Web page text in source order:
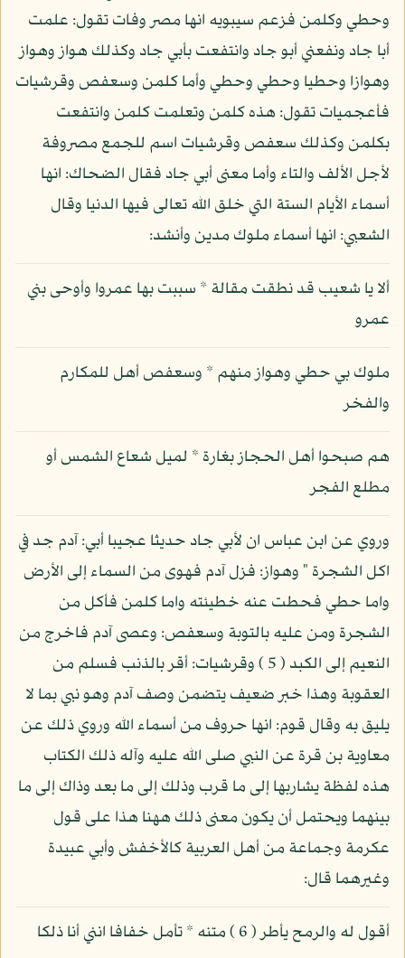
وحطي وكلمن فزعم سيبويه انها مصر وفات تقول: علمت
أبا جاد ونفعني أبو جاد وانتفعت بأبي جاد وكذلك هواز وهواز
وهوازا وحطيا وحطي وحطي وأما كلمن وسعفص وقرشيات
فأعجميات تقول: هذه كلمن وتعلمت كلمن وانتفعت
بكلمن وكذلك سعفص وقرشيات اسم للجمع مصروفة
لأجل الألف والتاء وأما معنى أبي جاد فقال الضحاك: انها
أسماء الأيام الستة التي خلق الله تعالى فيها الدنيا وقال
الشعبي: انها أسماء ملوك مدين وأنشد:
ألا يا شعيب قد نطقت مقالة * سببت بها عمروا وأوحى بني
عمرو
ملوك بي حطي وهواز منهم * وسعفص أهل للمكارم
والفخر
هم صبحوا أهل الحجاز بغارة * لميل شعاع الشمس أو
مطلع الفجر
وروي عن ابن عباس ان لأبي جاد حديثا عجيبا أبي: آدم جد في
اكل الشجرة " وهواز: فزل آدم فهوى من السماء إلى الأرض
واما حطي فحطت عنه خطيئته واما كلمن فأكل من
الشجرة ومن عليه بالتوبة وسعفص: وعصى آدم فاخرج من
النعيم إلى الكبد ( 5 ) وقرشيات: أقر بالذنب فسلم من
العقوبة وهذا خبر ضعيف يتضمن وصف آدم وهو نبي بما لا
يليق به وقال قوم: انها حروف من أسماء الله وروي ذلك عن
معاوية بن قرة عن النبي صلى الله عليه وآله ذلك الكتاب
هذه لفظة يشاربها إلى ما قرب وذلك إلى ما بعد وذاك إلى ما
بينهما ويحتمل أن يكون معنى ذلك ههنا هذا على قول
عكرمة وجماعة من أهل العربية كالأخفش وأبي عبيدة
وغيرهما قال:
أقول له والرمح يأطر ( 6 ) متنه * تأمل خفافا انني أنا ذلكا